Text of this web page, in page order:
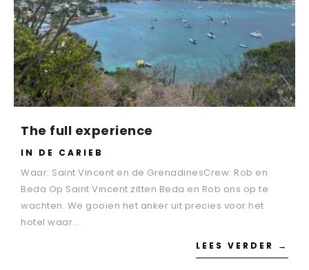
The full experience
IN DE CARIEB
Waar: Saint Vincent en de GrenadinesCrew: Rob en
Beda Op Saint Vincent zitten Beda en Rob ons op te
wachten. We gooien het anker uit precies voor het
hotel waar…
LEES VERDER →